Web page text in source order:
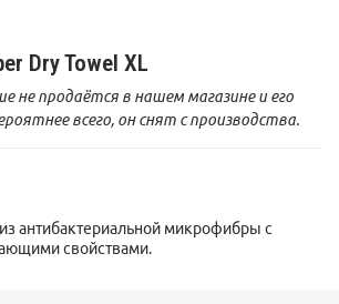
Dry Towel XL
не продаётся в нашем магазине и его
всего, он снят с производства.
антибактериальной микрофибры с
свойствами.